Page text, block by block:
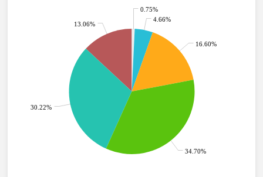
0.75%
4.66%
16.60%
34.70%
30.22%
13.06%